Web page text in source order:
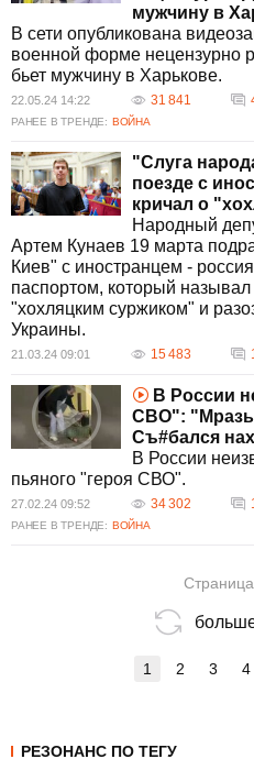
мужчину в
В сети опубликована
военной форме нецензурно
бьет мужчину в Харькове.
22.05.24 14:22 31 841
РАНЕЕ В ТРЕНДЕ: ВОЙНА
"Слуга
поезде с
кричал о
Народный
Артем Кунаев 19 марта
Киев" с иностранцем -
паспортом, который называл
"хохляцким суржиком" и
Украины.
21.03.24 09:01 15 483
В России
СВО":
Съ#бался
В России
пьяного "героя СВО".
27.02.24 09:52 34 302
РАНЕЕ В ТРЕНДЕ: ВОЙНА
1 2 3 4
РЕЗОНАНС ПО ТЕГУ